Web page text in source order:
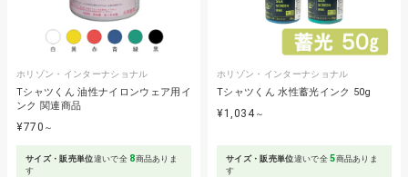
ホリゾン・インターナショナル
Tシャツくん 油性ナイロンウェア用イ
ンク 関連商品
¥770 ～
サイズ・販売単位違いで全 8商品ありま
す
ホリゾン・インターナショナル
Tシャツくん 水性蓄光インク 50g
¥1,034～
サイズ・販売単位違いで全5商品ありま
す